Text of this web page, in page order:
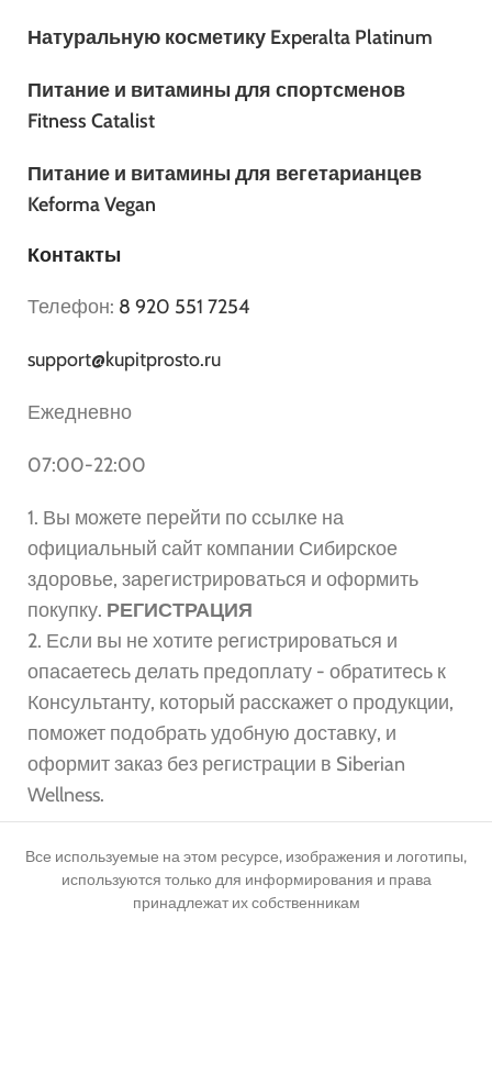
Натуральную косметику Experalta Platinum
Питание и витамины для спортсменов
Fitness Catalist
Питание и витамины для вегетарианцев
Keforma Vegan
Контакты
Телефон: 8 920 551 7254
support@kupitprosto.ru
Ежедневно
07:00-22:00
1. Вы можете перейти по ссылке на
официальный сайт компании Сибирское
здоровье, зарегистрироваться и оформить
покупку. РЕГИСТРАЦИЯ
2. Если вы не хотите регистрироваться и
опасаетесь делать предоплату - обратитесь к
Консультанту, который расскажет о продукции,
поможет подобрать удобную доставку, и
оформит заказ без регистрации в Siberian
Wellness.
Все используемые на этом ресурсе, изображения и логотипы,
используются только для информирования и права
принадлежат их собственникам